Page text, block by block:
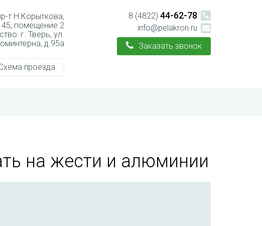
т Н.Корыткова,
45, помещение 2
г. Тверь, ул.
д.95а
проезда
8 (4822) 44-62-78
info@pelakron.ru
Заказать звонок
на жести и алюминии